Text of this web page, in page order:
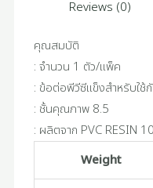
Reviews (0)
คุณสมบัติ
: จำนวน 1 ตัว/แพ็ค
: ข้อต่อพีวีซีแข็งสำหรับใช้
: ชั้นคุณภาพ 8.5
: ผลิตจาก PVC RESIN
Weight